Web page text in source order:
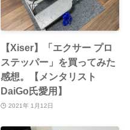
【Xiser】「エクサー プロ
ステッパー」を買ってみた
感想。【メンタリスト
DaiGo氏愛用】
2021年 1月12日